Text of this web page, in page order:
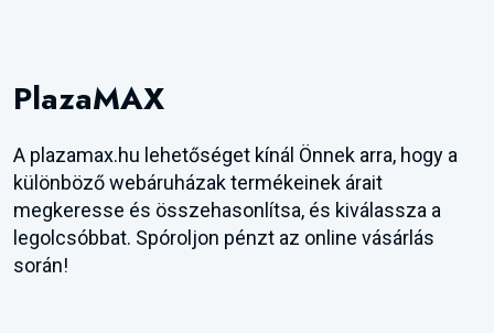
PlazaMAX
A plazamax.hu lehetőséget kínál Önnek arra, hogy a
különböző webáruházak termékeinek árait
megkeresse és összehasonlítsa, és kiválassza a
legolcsóbbat. Spóroljon pénzt az online vásárlás
során!